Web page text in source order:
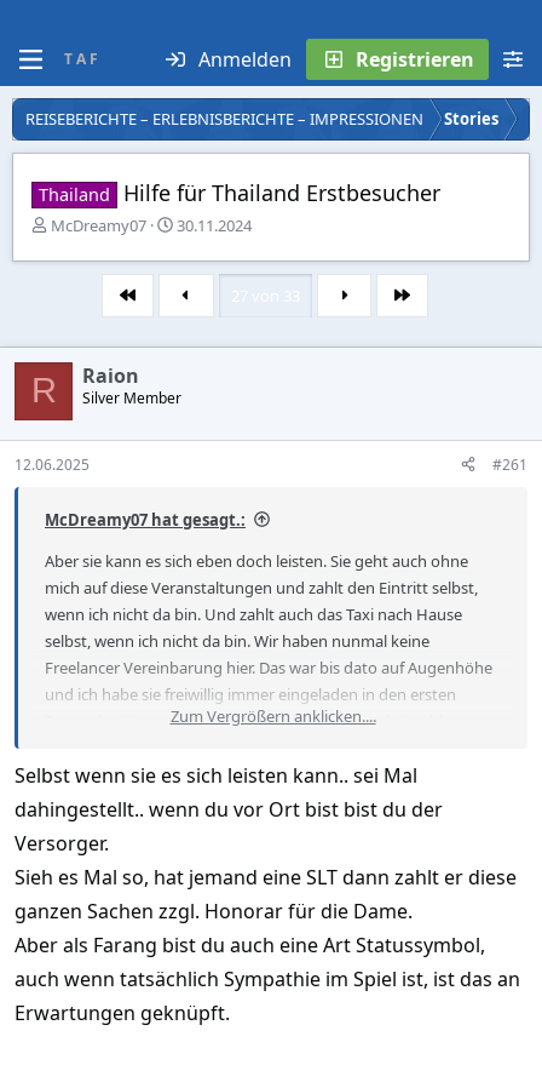
T A F Anmelden Registrieren
REISEBERICHTE – ERLEBNISBERICHTE – IMPRESSIONEN Stories
Thailand Hilfe für Thailand Erstbesucher
E
s
l
e
r
McDreamy07
E
s
e
l
a
30.11.2024
Erste Letzte
R Raion
Silver Member
12.06.2025 #261
McDreamy07 hat gesagt.:
Aber sie kann es sich eben doch leisten. Sie geht auch ohne
mich auf diese Veranstaltungen und zahlt den Eintritt selbst,
wenn ich nicht da bin. Und zahlt auch das Taxi nach Hause
selbst, wenn ich nicht da bin. Wir haben nunmal keine
Freelancer Vereinbarung hier. Das war bis dato auf Augenhöhe
und ich habe sie freiwillig immer eingeladen in den ersten
Tagen des Kennenlernens. Das ich in alles komplett zahle, wenn
explizit verlangt, ich solle Taxi zahlen... Ist halt neu. Leider ist die
immer noch absolut atemberaubend und sicher Top 5 der
schönsten Frauen, die ich je gesehen habe. Da kann ich einfach
noch nicht umschwenken auf jemand Anderen. Dafür bin ich zu
schwach
. Und deshalb meide ich noch die volle
Konfrontation, was genau ich für sie bin.
Zum Vergrößern anklicken....
Selbst wenn sie es sich leisten kann.. sei Mal
dahingestellt.. wenn du vor Ort bist bist du der
Versorger.
Sieh es Mal so, hat jemand eine SLT dann zahlt er diese
ganzen Sachen zzgl. Honorar für die Dame.
Aber als Farang bist du auch eine Art Statussymbol,
auch wenn tatsächlich Sympathie im Spiel ist, ist das an
Erwartungen geknüpft.